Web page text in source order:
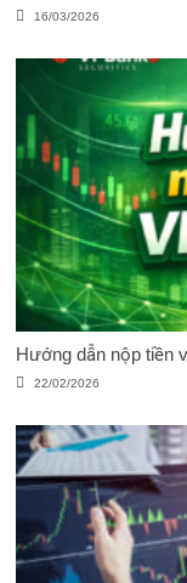
16/03/2026
Hướng dẫn nộp tiền
22/02/2026